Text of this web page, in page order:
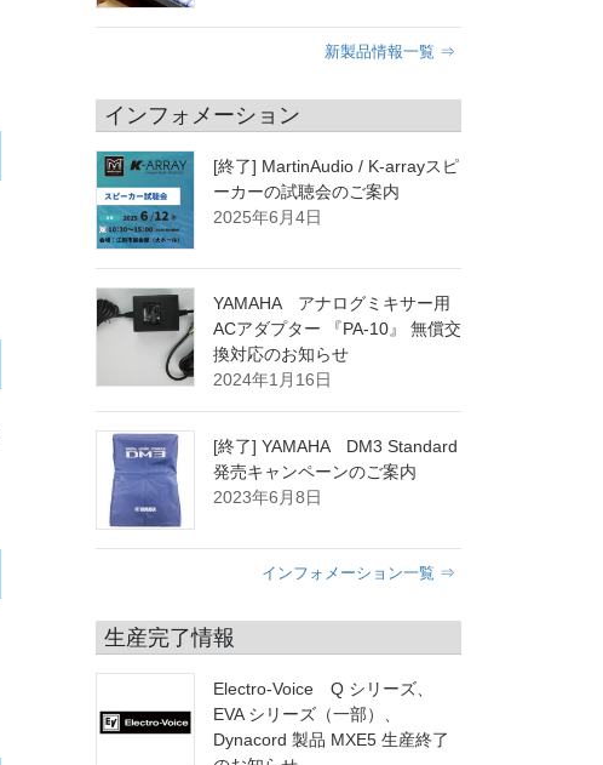
新製品情報一覧 ⇒
インフォメーション
[終了] MartinAudio / K-arrayスピ
ーカーの試聴会のご案内
2025年6月4日
YAMAHA アナログミキサー用
ACアダプター 『PA-10』 無償交
換対応のお知らせ
2024年1月16日
[終了] YAMAHA DM3 Standard
発売キャンペーンのご案内
2023年6月8日
インフォメーション一覧 ⇒
生産完了情報
Electro-Voice Q シリーズ、
EVA シリーズ（一部）、
Dynacord 製品 MXE5 生産終了